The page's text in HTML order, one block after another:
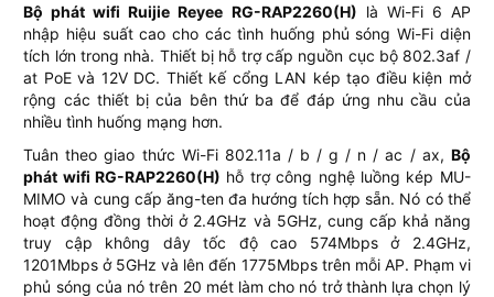
Bộ phát wifi Ruijie Reyee RG-RAP2260(H) là Wi-Fi 6 AP
nhập hiệu suất cao cho các tình huống phủ sóng Wi-Fi diện
tích lớn trong nhà. Thiết bị hỗ trợ cấp nguồn cục bộ 802.3af /
at PoE và 12V DC. Thiết kế cổng LAN kép tạo điều kiện mở
rộng các thiết bị của bên thứ ba để đáp ứng nhu cầu của
nhiều tình huống mạng hơn.
Tuân theo giao thức Wi-Fi 802.11a / b / g / n / ac / ax, Bộ
phát wifi RG-RAP2260(H) hỗ trợ công nghệ luồng kép MU-
MIMO và cung cấp ăng-ten đa hướng tích hợp sẵn. Nó có thể
hoạt động đồng thời ở 2.4GHz và 5GHz, cung cấp khả năng
truy cập không dây tốc độ cao 574Mbps ở 2.4GHz,
1201Mbps ở 5GHz và lên đến 1775Mbps trên mỗi AP. Phạm vi
phủ sóng của nó trên 20 mét làm cho nó trở thành lựa chọn lý